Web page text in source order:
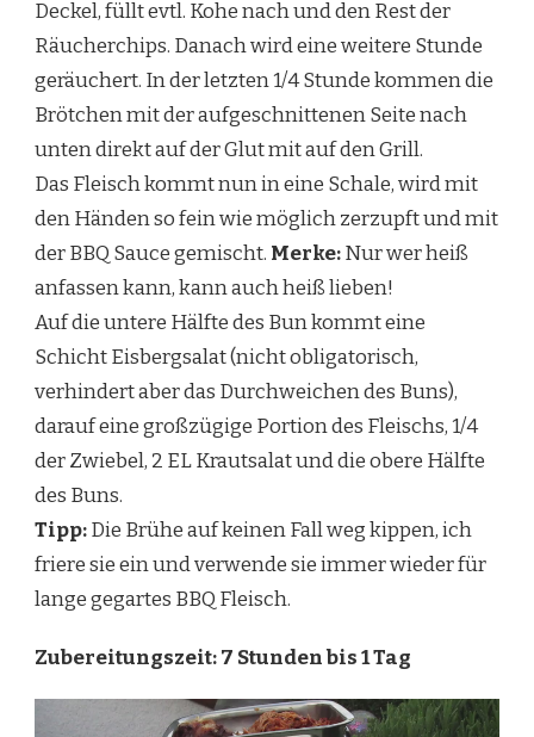
Deckel, füllt evtl. Kohe nach und den Rest der
Räucherchips. Danach wird eine weitere Stunde
geräuchert. In der letzten 1/4 Stunde kommen die
Brötchen mit der aufgeschnittenen Seite nach
unten direkt auf der Glut mit auf den Grill.
Das Fleisch kommt nun in eine Schale, wird mit
den Händen so fein wie möglich zerzupft und mit
der BBQ Sauce gemischt. Merke:Nur wer heiß
anfassen kann, kann auch heiß lieben!
Auf die untere Hälfte des Bun kommt eine
Schicht Eisbergsalat (nicht obligatorisch,
verhindert aber das Durchweichen des Buns),
darauf eine großzügige Portion des Fleischs, 1/4
der Zwiebel, 2 EL Krautsalat und die obere Hälfte
des Buns.
Tipp:Die Brühe auf keinen Fall weg kippen, ich
friere sie ein und verwende sie immer wieder für
lange gegartes BBQ Fleisch.
Zubereitungszeit: 7 Stunden bis 1 Tag